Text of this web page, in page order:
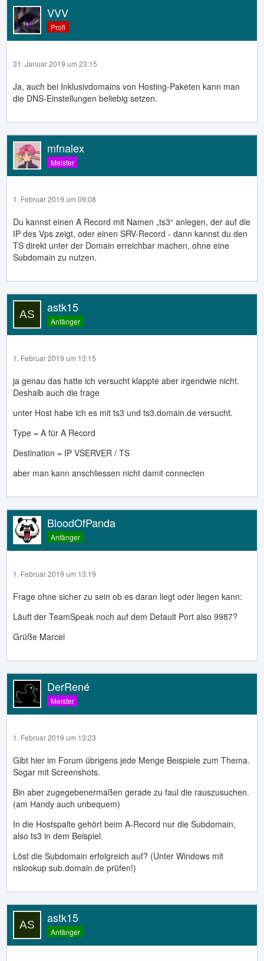
VVV
Profi
31. Januar 2019 um 23:15
Ja, auch bei Inklusivdomains von Hosting-Paketen kann man
die DNS-Einstellungen beliebig setzen.
mfnalex
Meister
1. Februar 2019 um 09:08
Du kannst einen A Record mit Namen „ts3“ anlegen, der auf die
IP des Vps zeigt, oder einen SRV-Record - dann kannst du den
TS direkt unter der Domain erreichbar machen, ohne eine
Subdomain zu nutzen.
astk15
Anfänger
1. Februar 2019 um 13:15
ja genau das hatte ich versucht klappte aber irgendwie nicht.
Deshalb auch die frage
unter Host habe ich es mit ts3 und ts3.domain.de versucht.
Type = A für A Record
Destination = IP VSERVER / TS
aber man kann anschliessen nicht damit connecten
BloodOfPanda
Anfänger
1. Februar 2019 um 13:19
Frage ohne sicher zu sein ob es daran liegt oder liegen kann:
Läuft der TeamSpeak noch auf dem Default Port also 9987?
Grüße Marcel
DerRené
Meister
1. Februar 2019 um 13:23
Gibt hier im Forum übrigens jede Menge Beispiele zum Thema.
Sogar mit Screenshots.
Bin aber zugegebenermaßen gerade zu faul die rauszusuchen.
(am Handy auch unbequem)
In die Hostspalte gehört beim A-Record nur die Subdomain,
also ts3 in dem Beispiel.
Löst die Subdomain erfolgreich auf? (Unter Windows mit
nslookup sub.domain.de prüfen!)
astk15
Anfänger